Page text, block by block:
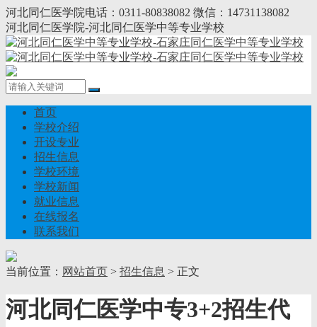
河北同仁医学院电话：0311-80838082 微信：14731138082
河北同仁医学院-河北同仁医学中等专业学校
首页
学校介绍
开设专业
招生信息
学校环境
学校新闻
就业信息
在线报名
联系我们
当前位置： 网站首页 > 招生信息 > 正文
河北同仁医学中专3+2招生代